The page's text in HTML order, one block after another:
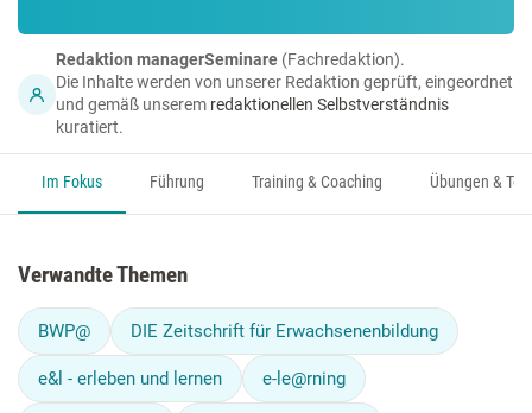
Redaktion managerSeminare (Fachredaktion).
Die Inhalte werden von unserer Redaktion geprüft, eingeordnet
und gemäß unserem redaktionellen Selbstverständnis
kuratiert.
Im Fokus Führung Training & Coaching Übungen &
Verwandte Themen
BWP@ DIE Zeitschrift für Erwachsenenbildung
e&l - erleben und lernen e-le@rning